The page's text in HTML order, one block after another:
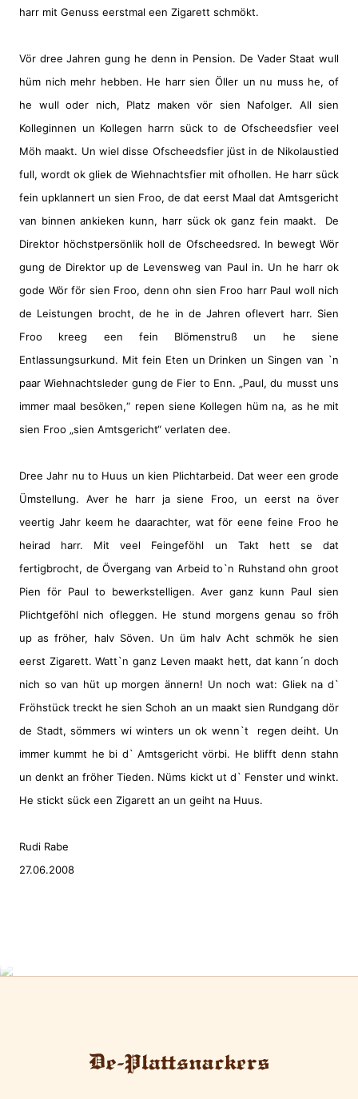
harr mit Genuss eerstmal een Zigarett schmökt.
Vör dree Jahren gung he denn in Pension. De Vader Staat wull
hüm nich mehr hebben. He harr sien Öller un nu muss he, of
he wull oder nich, Platz maken vör sien Nafolger. All sien
Kolleginnen un Kollegen harrn sück to de Ofscheedsfier veel
Möh maakt. Un wiel disse Ofscheedsfier jüst in de Nikolaustied
full, wordt ok gliek de Wiehnachtsfier mit ofhollen. He harr sück
fein upklannert un sien Froo, de dat eerst Maal dat Amtsgericht
van binnen ankieken kunn, harr sück ok ganz fein maakt.
De
Direktor höchstpersönlik holl de Ofscheedsred. In bewegt Wör
gung de Direktor up de Levensweg van Paul in. Un he harr ok
gode Wör för sien Froo, denn ohn sien Froo harr Paul woll nich
de Leistungen brocht, de he in de Jahren oflevert harr. Sien
Froo kreeg een fein Blömenstruß un he siene
Entlassungsurkund. Mit fein Eten un Drinken un Singen van `n
paar Wiehnachtsleder gung de Fier to Enn. „Paul, du musst uns
immer maal besöken,“ repen siene Kollegen hüm na, as he mit
sien Froo „sien Amtsgericht“ verlaten dee.
Dree Jahr nu to Huus un kien Plichtarbeid. Dat weer een grode
Ümstellung. Aver he harr ja siene Froo, un eerst na över
veertig Jahr keem he daarachter, wat för eene feine Froo he
heirad harr. Mit veel Feingeföhl un Takt hett se dat
fertigbrocht, de Övergang van Arbeid to`n Ruhstand ohn groot
Pien för Paul to bewerkstelligen. Aver ganz kunn Paul sien
Plichtgeföhl nich ofleggen. He stund morgens genau so fröh
up as fröher, halv Söven. Un üm halv Acht schmök he sien
eerst Zigarett. Watt`n ganz Leven maakt hett, dat kann´n doch
nich so van hüt up morgen ännern! Un noch wat: Gliek na d`
Fröhstück treckt he sien Schoh an un maakt sien Rundgang dör
de Stadt, sömmers wi winters un ok wenn`t
regen deiht. Un
immer kummt he bi d` Amtsgericht vörbi. He blifft denn stahn
un denkt an fröher Tieden. Nüms kickt ut d` Fenster und winkt.
He stickt sück een Zigarett an un geiht na Huus.
Rudi Rabe
27.06.2008